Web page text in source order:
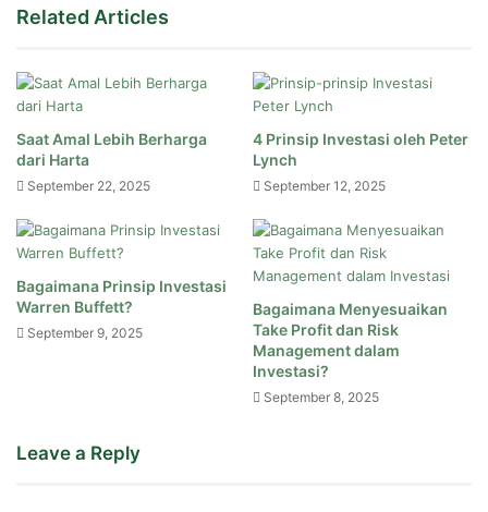
Related Articles
Saat Amal Lebih Berharga
dari Harta
September 22, 2025
4 Prinsip Investasi oleh Peter
Lynch
September 12, 2025
Bagaimana Prinsip Investasi
Warren Buffett?
September 9, 2025
Bagaimana Menyesuaikan
Take Profit dan Risk
Management dalam
Investasi?
September 8, 2025
Leave a Reply